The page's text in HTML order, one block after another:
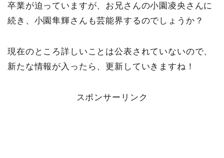
卒業が迫っていますが、お兄さんの小園凌央さんに
続き、小園隼輝さんも芸能界するのでしょうか？
現在のところ詳しいことは公表されていないので、
新たな情報が入ったら、更新していきますね！
スポンサーリンク